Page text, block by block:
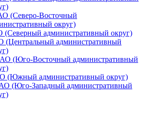
(Северо-Восточный
округ)
административный округ)
(Центральный административный
(Юго-Восточный административный
(Южный административный округ)
(Юго-Западный административный